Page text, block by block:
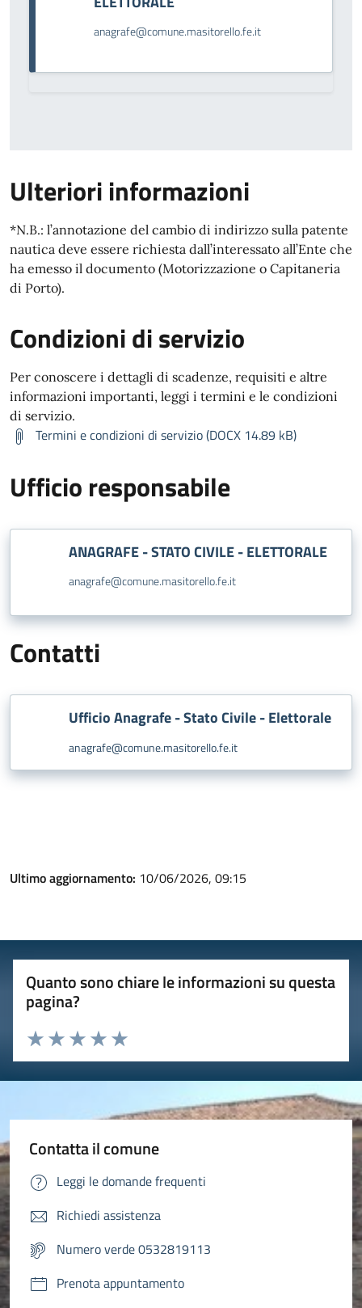
anagrafe@comune.masitorello.fe.it
Ulteriori informazioni
*N.B.: l’annotazione del cambio di indirizzo sulla patente
nautica deve essere richiesta dall’interessato all’Ente che
ha emesso il documento (Motorizzazione o Capitaneria
di Porto).
Condizioni di servizio
Per conoscere i dettagli di scadenze, requisiti e altre
informazioni importanti, leggi i termini e le condizioni
di servizio.
Termini e condizioni di servizio (DOCX 14.89 kB)
Ufficio responsabile
ANAGRAFE - STATO CIVILE - ELETTORALE
anagrafe@comune.masitorello.fe.it
Contatti
Ufficio Anagrafe - Stato Civile - Elettorale
anagrafe@comune.masitorello.fe.it
Ultimo aggiornamento: 10/06/2026, 09:15
Quanto sono chiare le informazioni su questa
pagina?
Valuta 5 stelle su 5
Valuta 4 stelle su 5
Valuta 3 stelle su 5
Valuta 2 stelle su 5
Valuta 1 stelle su 5
Contatta il comune
Leggi le domande frequenti
Richiedi assistenza
Numero verde 0532819113
Prenota appuntamento